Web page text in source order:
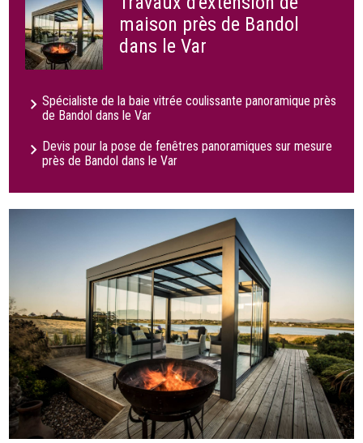
maison près de Bandol
dans le Var
Spécialiste de la baie vitrée coulissante panoramique près
de Bandol dans le Var
Devis pour la pose de fenêtres panoramiques sur mesure
près de Bandol dans le Var